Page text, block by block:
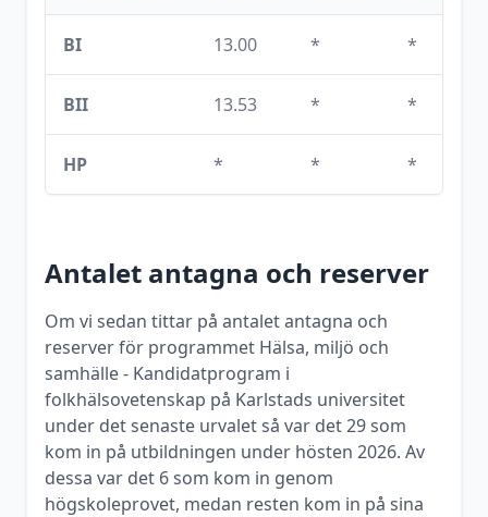
BI 13.00 * *
BII 13.53 * *
HP * * *
Antalet antagna och reserver
Om vi sedan tittar på antalet antagna och
reserver för programmet Hälsa, miljö och
samhälle - Kandidatprogram i
folkhälsovetenskap på Karlstads universitet
under det senaste urvalet så var det29som
kom in på utbildningen under hösten 2026. Av
dessa var det 6som kom in genom
högskoleprovet, medan resten kom in på sina